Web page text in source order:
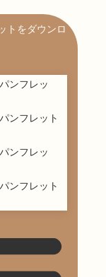
トをダウンロ
ンフレッ
ンフレット
ンフレッ
ンフレット